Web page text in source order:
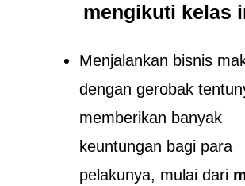
mengikuti kelas
Menjalankan bisnis
dengan gerobak
memberikan banyak
keuntungan bagi para
pelakunya, mulai dari